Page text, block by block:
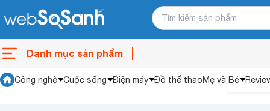
Danh mục sản phẩm
Công nghệ Cuộc sống Điện máy Đồ thể thaoMẹ và Bé